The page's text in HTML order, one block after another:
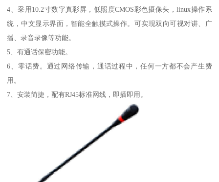
4、采用10.2寸数字真彩屏，低照度CMOS彩色摄像头，linux操作系
统，中文显示界面，智能全触摸式操作。可实现双向可视对讲、广
播、录音录像等功能。
5、有通话保密功能。
6、零话费。通过网络传输，通话过程中，任何一方都不会产生费
用。
7、安装简捷，配有RJ45标准网线，即插即用。